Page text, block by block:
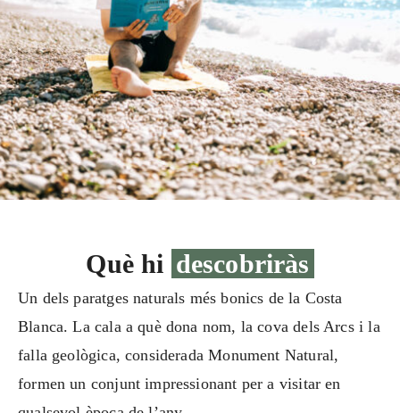
Què hi descobriràs
Un dels paratges naturals més bonics de la Costa
Blanca. La cala a què dona nom, la cova dels Arcs i la
falla geològica, considerada Monument Natural,
formen un conjunt impressionant per a visitar en